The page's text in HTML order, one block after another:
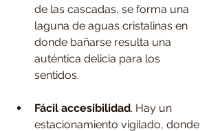
de las cascadas, se forma una
laguna de aguas cristalinas en
donde bañarse resulta una
auténtica delicia para los
sentidos.
Fácil accesibilidad. Hay un
estacionamiento vigilado, donde